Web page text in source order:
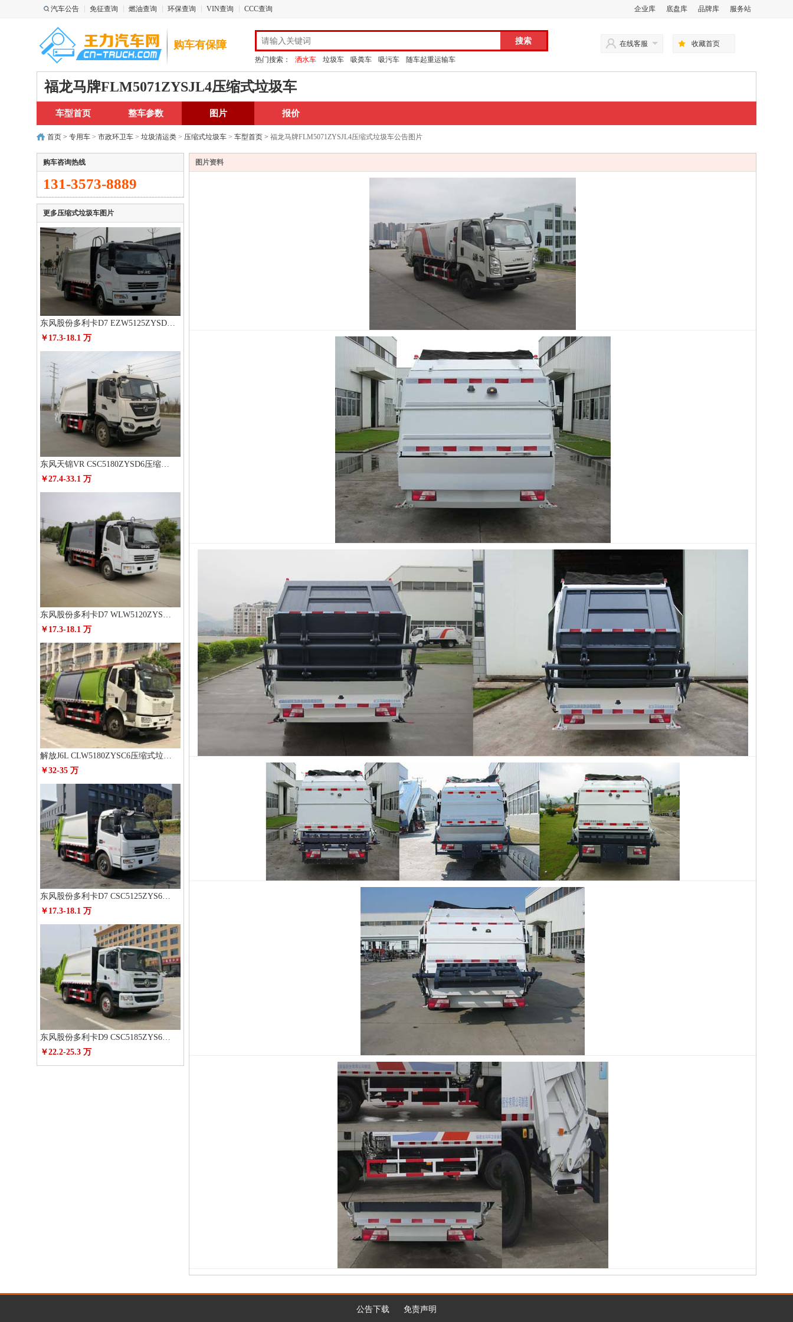
汽车公告 免征查询 燃油查询 环保查询 VIN查询 CCC查询 企业库 底盘库 品牌库 服务站
购车有保障
热门搜索： 洒水车 垃圾车 吸粪车 吸污车 随车起重运输车
在线客服 收藏首页
福龙马牌FLM5071ZYSJL4压缩式垃圾车
车型首页 整车参数 图片 报价
首页 > 专用车 > 市政环卫车 > 垃圾清运类 > 压缩式垃圾车 > 车型首页 > 福龙马牌FLM5071ZYSJL4压缩式垃圾车公告图片
购车咨询热线
131-3573-8889
更多压缩式垃圾车图片
东风股份多利卡D7 EZW5125ZYSD6压缩式垃圾车
￥17.3-18.1 万
东风天锦VR CSC5180ZYSD6压缩式垃圾车
￥27.4-33.1 万
￥17.3-18.1 万
￥32-35 万
东风股份多利卡D7 CSC5125ZYS6压缩式垃圾车
￥17.3-18.1 万
东风股份多利卡D9 CSC5185ZYS6压缩式垃圾车
￥22.2-25.3 万
图片资料
公告下载 免责声明